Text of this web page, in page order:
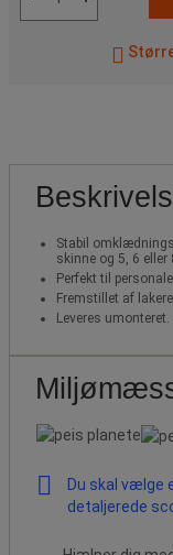
Stabil
skinne og 5, 6
Perfekt til
Fremstillet af
Leveres umonteret.
Du skal vælge
detaljerede